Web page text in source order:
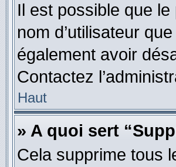
Il est possible que
nom d’utilisateur
également avoir
Contactez
Haut
» A quoi sert
Cela supprime tous